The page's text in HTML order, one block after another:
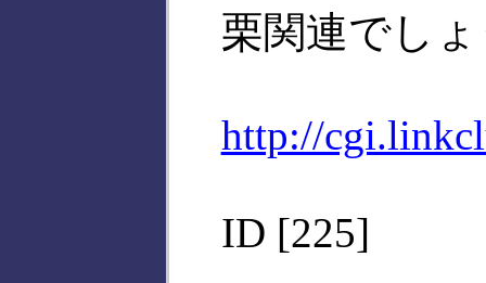
栗関連でし
http://
ID [225]